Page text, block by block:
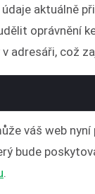
aktuálně
oprávnění
adresáři, což
váš web
bude
.